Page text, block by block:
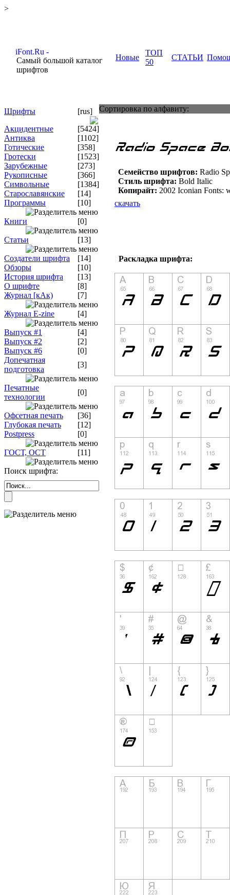
>
Самый большой каталог
шрифтов
Новые
ТОП
50
СТАТЬИ
Шрифты
[rus]
Акцидентные
[5424]
Антиква
[1102]
Готические
[358]
Гротески
[1523]
Зарубежные
[273]
Рукописные
[366]
Символьные
[1384]
Старославянские
[14]
Программы
[10]
Книги [0]
Статьи [13]
Создатели шрифта
[14]
Обзоры
[10]
История шрифта
[13]
О шрифте
[8]
Журнал [кАк)
[7]
Журнал E-zine [4]
Выпуск #1
[4]
Выпуск #2
[2]
Выпуск #6
[0]
Допечатная
подготовка
[3]
Печатные
технологии
[0]
Офсетная печать
[36]
Глубокая печать
[12]
Postpress
[0]
ГОСТ, ОСТ [11]
Поиск шрифта:
Сортировка по алфавиту:
Семейство шрифтов: Radio
Стиль шрифта: Bold Italic
Копирайт: 2002 Iconian Fonts:
скачать
Раскладка шрифта: